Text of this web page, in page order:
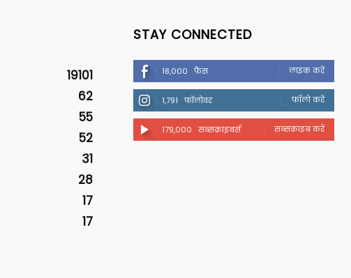
19101
62
55
52
31
28
17
17
STAY CONNECTED
18,000 फैंस लाइक करें
1,791 फॉलोवर फॉलो करें
179,000 सब्सक्राइबर्स सब्सक्राइब करें